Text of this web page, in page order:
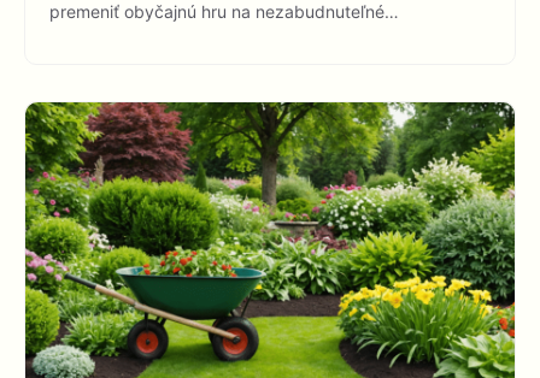
premeniť obyčajnú hru na nezabudnuteľné…